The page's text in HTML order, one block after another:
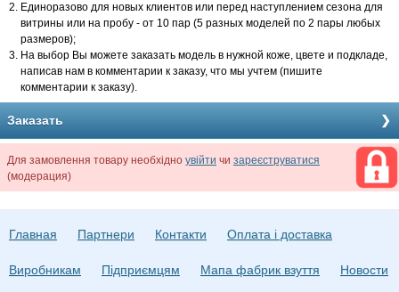
Единоразово для новых клиентов или перед наступлением сезона для
витрины или на пробу - от 10 пар (5 разных моделей по 2 пары любых
размеров);
На выбор Вы можете заказать модель в нужной коже, цвете и подкладе,
написав нам в комментарии к заказу, что мы учтем (пишите
комментарии к заказу).
Заказать
Для замовлення товару необхідно увійти чи зареєструватися
(модерация)
Главная Партнери Контакти Оплата і доставка
Виробникам Підприємцям Мапа фабрик взуття Новости